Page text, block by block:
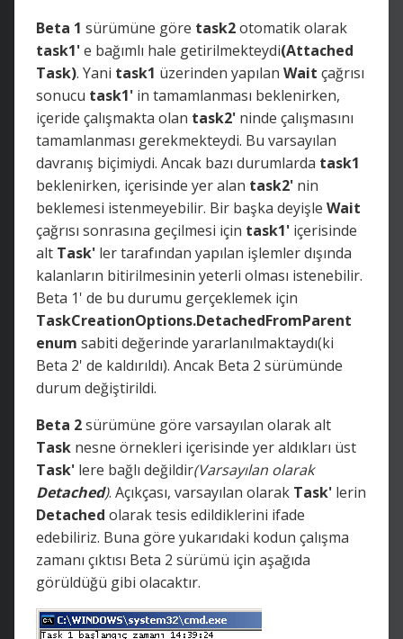
Beta 1 sürümüne göre task2otomatik olarak
task1'e bağımlı hale getirilmekteydi(Attached
Task). Yani task1 üzerinden yapılan Wait çağrısı
sonucu task1' in tamamlanması beklenirken,
içeride çalışmakta olan task2' ninde çalışmasını
tamamlanması gerekmekteydi. Bu varsayılan
davranış biçimiydi. Ancak bazı durumlarda task1
beklenirken, içerisinde yer alan task2' nin
beklemesi istenmeyebilir. Bir başka deyişle Wait
çağrısı sonrasına geçilmesi için task1' içerisinde
alt Task' ler tarafından yapılan işlemler dışında
kalanların bitirilmesinin yeterli olması istenebilir.
Beta 1' de bu durumu gerçeklemek için
TaskCreationOptions.DetachedFromParent
enum sabiti değerinde yararlanılmaktaydı(ki
Beta 2' de kaldırıldı). Ancak Beta 2 sürümünde
durum değiştirildi.
Beta 2sürümüne göre varsayılan olarak alt
Task nesne örnekleri içerisinde yer aldıkları üst
Task' lere bağlı değildir(Varsayılan olarak
Detached). Açıkçası, varsayılan olarak Task' lerin
Detached olarak tesis edildiklerini ifade
edebiliriz. Buna göre yukarıdaki kodun çalışma
zamanı çıktısı Beta 2 sürümü için aşağıda
görüldüğü gibi olacaktır.